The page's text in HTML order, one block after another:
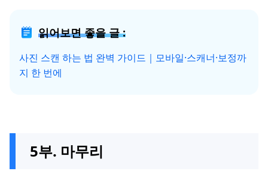
읽어보면 좋을 글 :
사진 스캔 하는 법 완벽 가이드｜모바일·스캐너·보정까
지 한 번에
5부. 마무리